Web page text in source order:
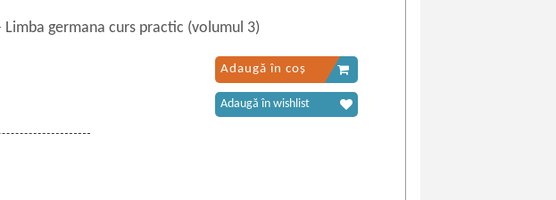
Limba germana curs practic (volumul 3)
Adaugă în coș
Adaugă în wishlist